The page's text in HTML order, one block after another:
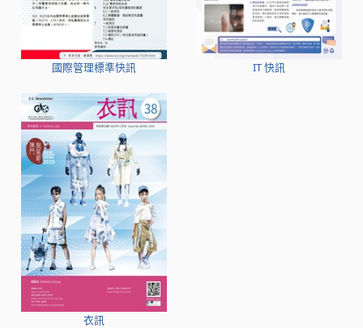
國際管理標準快訊 IT 快訊
衣訊